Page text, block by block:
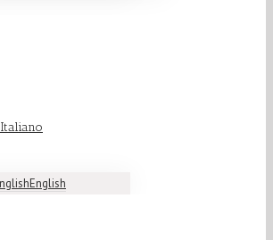
Italiano
English